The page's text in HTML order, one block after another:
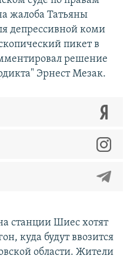
жалоба Татьяны
депрессивной коми
пикет в
решение
Эрнест Мезак.
станции Шиес хотят
куда будут ввозится
области. Жители